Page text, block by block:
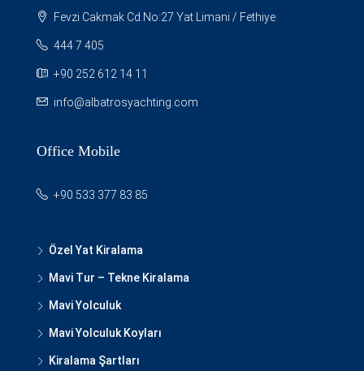
Fevzi Cakmak Cd.No:27 Yat Limani / Fethiye
444 7 405
+90 252 612 14 11
info@albatrosyachting.com
Office Mobile
+90 533 377 83 85
Özel Yat Kiralama
Mavi Tur – Tekne Kiralama
Mavi Yolculuk
Mavi Yolculuk Koyları
Kiralama Şartları